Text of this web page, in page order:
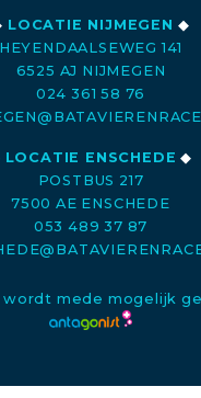
LOCATIE NIJMEGEN ◆
HEYENDAALSEWEG 141
6525 AJ NIJMEGEN
024 361 58 76
LOCATIE ENSCHEDE ◆
POSTBUS 217
7500 AE ENSCHEDE
053 489 37 87
mede mogelijk